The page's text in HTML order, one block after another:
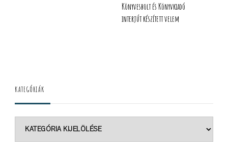
Könyvesbolt és Könyvkiadó
interjút készített velem
KATEGÓRIÁK
Kategóriák